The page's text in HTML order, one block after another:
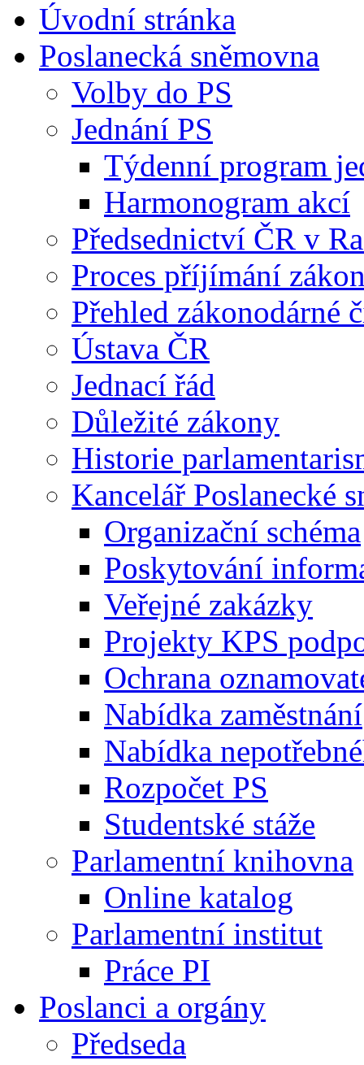
Úvodní stránka
Poslanecká sněmovna
Volby do PS
Jednání PS
Týdenní program
Harmonogram akcí
Předsednictví ČR v
Proces příjímání
Přehled zákonodárné
Ústava ČR
Jednací řád
Důležité zákony
Historie
Kancelář Poslanecké
Organizační schéma
Poskytování
Veřejné zakázky
Projekty KPS
Ochrana
Nabídka zaměstnání
Nabídka
Rozpočet PS
Studentské stáže
Parlamentní knihovna
Online katalog
Parlamentní institut
Práce PI
Poslanci a orgány
Předseda